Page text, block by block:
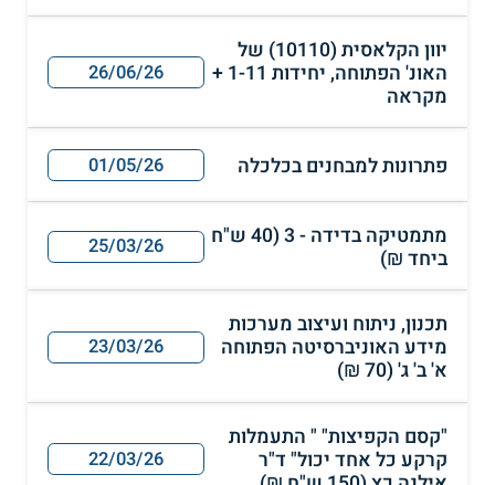
יוון הקלאסית (10110) של
האונ' הפתוחה, יחידות 1-11 +
מקראה
26/06/26
פתרונות למבחנים בכלכלה 01/05/26
מתמטיקה בדידה - 3 (40 ש"ח
ביחד ₪)
25/03/26
תכנון, ניתוח ועיצוב מערכות
מידע האוניברסיטה הפתוחה
א' ב' ג' (70 ₪)
23/03/26
"קסם הקפיצות" " התעמלות
קרקע כל אחד יכול" ד"ר
22/03/26